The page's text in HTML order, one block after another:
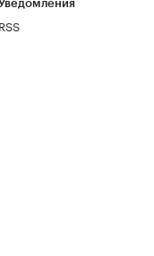
RSS